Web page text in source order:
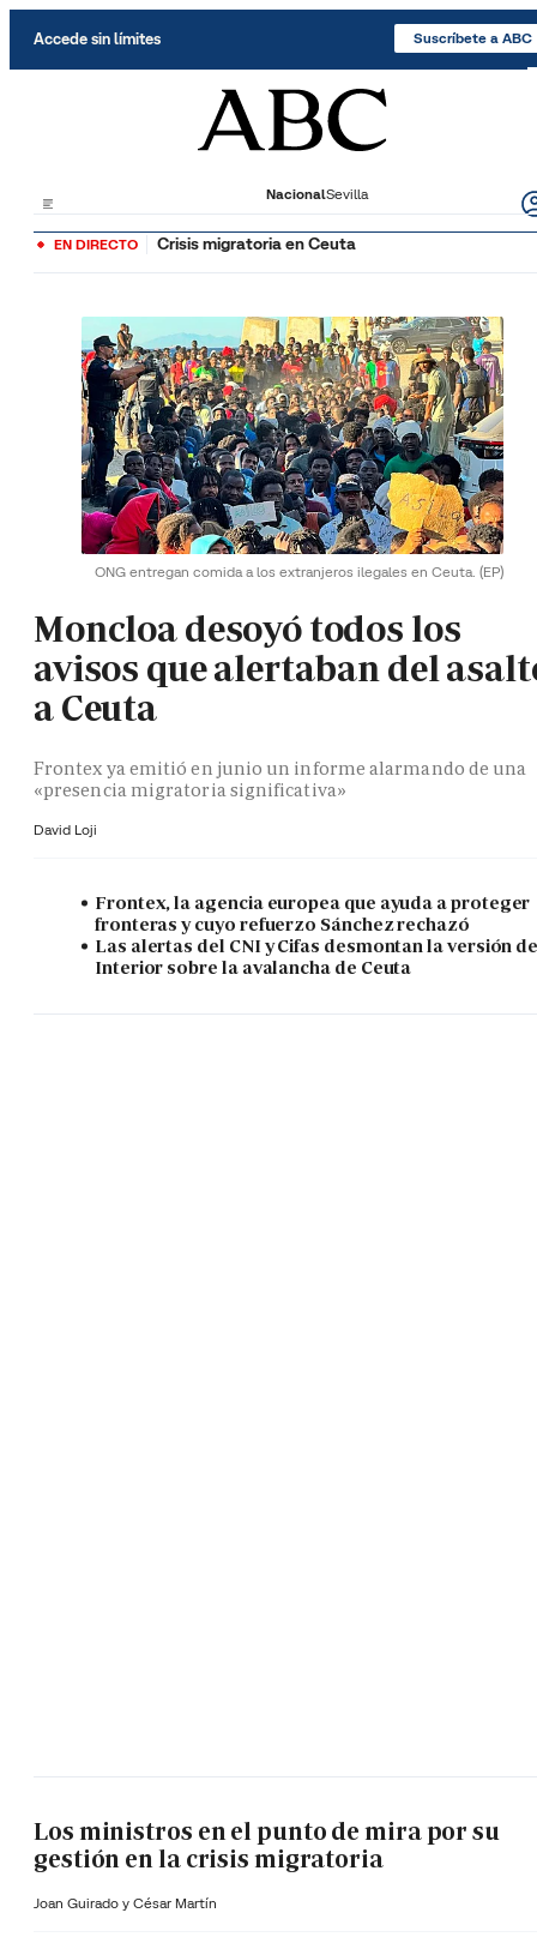
Accede sin límites Suscríbete a ABC
NacionalSevilla
EN DIRECTO Crisis migratoria en Ceuta
ONG entregan comida a los extranjeros ilegales en Ceuta. (EP)
Moncloa desoyó todos los
avisos que alertaban del
a Ceuta
Frontex ya emitió en junio un informe alarmando de una
«presencia migratoria significativa»
David Loji
Frontex, la agencia europea que ayuda a proteger
fronteras y cuyo refuerzo Sánchez rechazó
Las alertas del CNI y Cifas desmontan la versión
Interior sobre la avalancha de Ceuta
Los ministros en el punto de mira por su
gestión en la crisis migratoria
Joan Guirado y César Martín